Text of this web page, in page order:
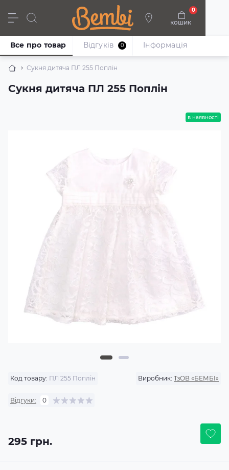
кошик
0
Дівчата Хлопці Немовлята Взуття
Сукня дитяча ПЛ 255 Поплін
Сукня дитяча ПЛ 255 Поплін
Все про товар Відгуків 0 Iнформація
в наявності
Код товару: ПЛ 255 Поплін Виробник: ТзОВ «БЕМБІ»
Відгуки: 0
295 грн.